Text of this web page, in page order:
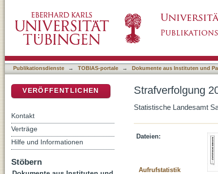
Publikationsdienste → TOBIAS-portale → Dokumente aus Instituten und
Strafverfolgung
Statistische Landesamt
Dateien:
Aufrufstatistik
VERÖFFENTLICHEN
Kontakt
Verträge
Hilfe und Informationen
Stöbern